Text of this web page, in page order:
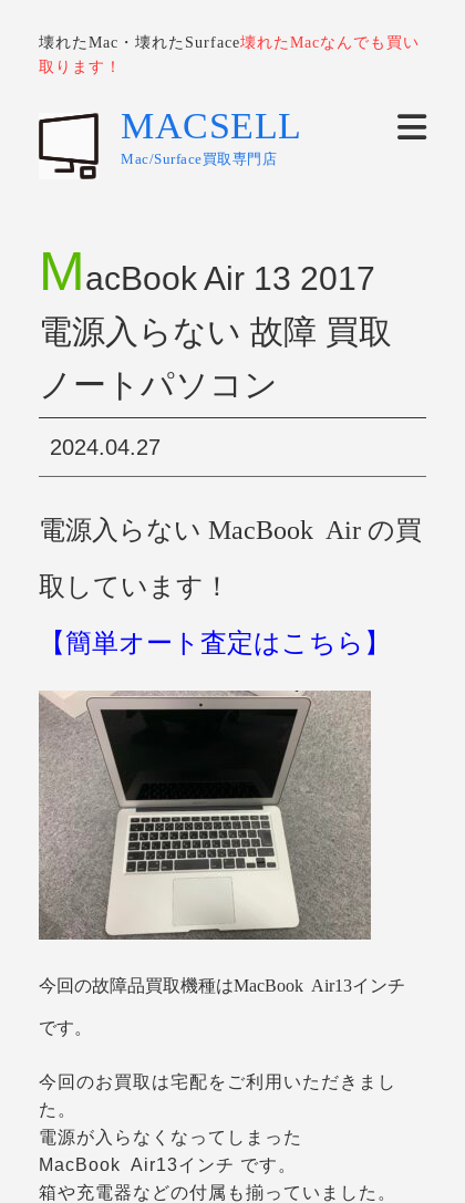
壊れたMac・壊れたSurface壊れたMacなんでも買い
取ります！
MACSELL
Mac/Surface買取専門店
MacBook Air 13 2017
電源入らない 故障 買取
ノートパソコン
2024.04.27
電源入らない MacBook Air の買
取しています！
【簡単オート査定はこちら】
今回の故障品買取機種はMacBook Air13インチ
です。
今回のお買取は宅配をご利用いただきまし
た。
電源が入らなくなってしまった
MacBook Air13インチ です。
箱や充電器などの付属も揃っていました。